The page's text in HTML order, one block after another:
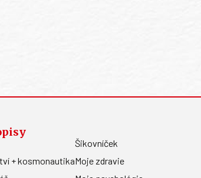
+ kosmonautika
Šikovníček
Moje zdravie